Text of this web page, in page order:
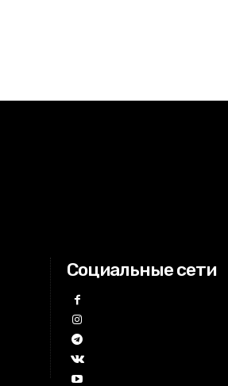
Социальные сети